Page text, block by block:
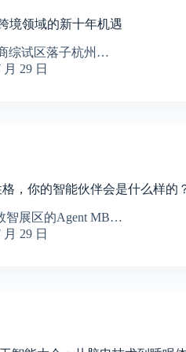
境领域的新十年机遇
综试区落子杭州…
月 29 日
格，你的智能伙伴会是什么样的
智展区的Agent MB…
月 29 日